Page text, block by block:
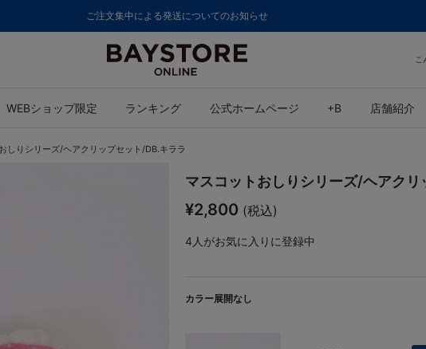
ご注文集中による発送についてのお知らせ
こ
WEBショップ限定 ランキング 公式ホームページ +B 店舗紹介
しりシリーズ/ヘアクリップセット/DB.キララ
マスコットおしりシリーズ/ヘアク
¥2,800 (税込)
4 人がお気に入りに登録中
カラー展開なし